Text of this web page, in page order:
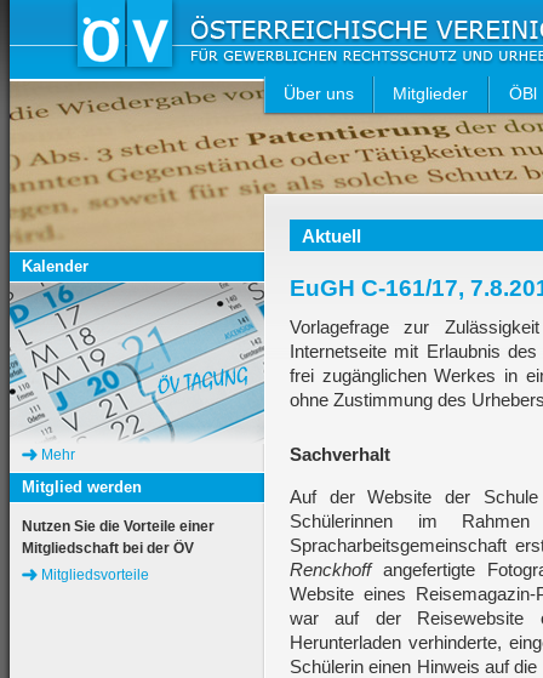
Über uns Mitglieder ÖBl
Aktuell
EuGH C-161/17,
Vorlagefrage zur
Internetseite mit Erlaubnis
frei zugänglichen Werkes in
ohne Zustimmung des
Sachverhalt
Auf der Website der
Schülerinnen im
Spracharbeitsgemeinschaft
Renckhoffangefertigte
Website eines
war auf der Reisewebsite
Herunterladen verhinderte,
Schülerin einen Hinweis auf
Kalender
Mehr
Mitglied werden
Nutzen Sie die Vorteile einer
Mitgliedschaft bei der ÖV
Mitgliedsvorteile